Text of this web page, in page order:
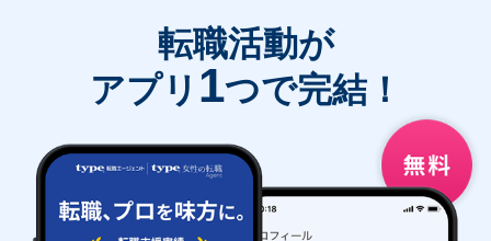
転職活動が
アプリ 1つで完結！